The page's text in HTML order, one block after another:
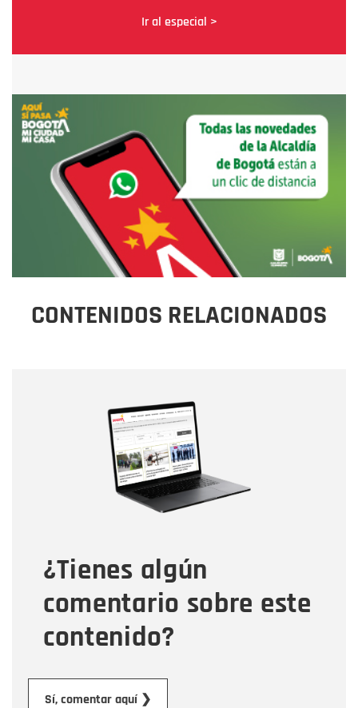
Ir al especial >
CONTENIDOS RELACIONADOS
¿Tienes algún
comentario sobre este
contenido?
Sí, comentar aquí ❯
Correo electrónico
Tipo de comentario
Mensaje